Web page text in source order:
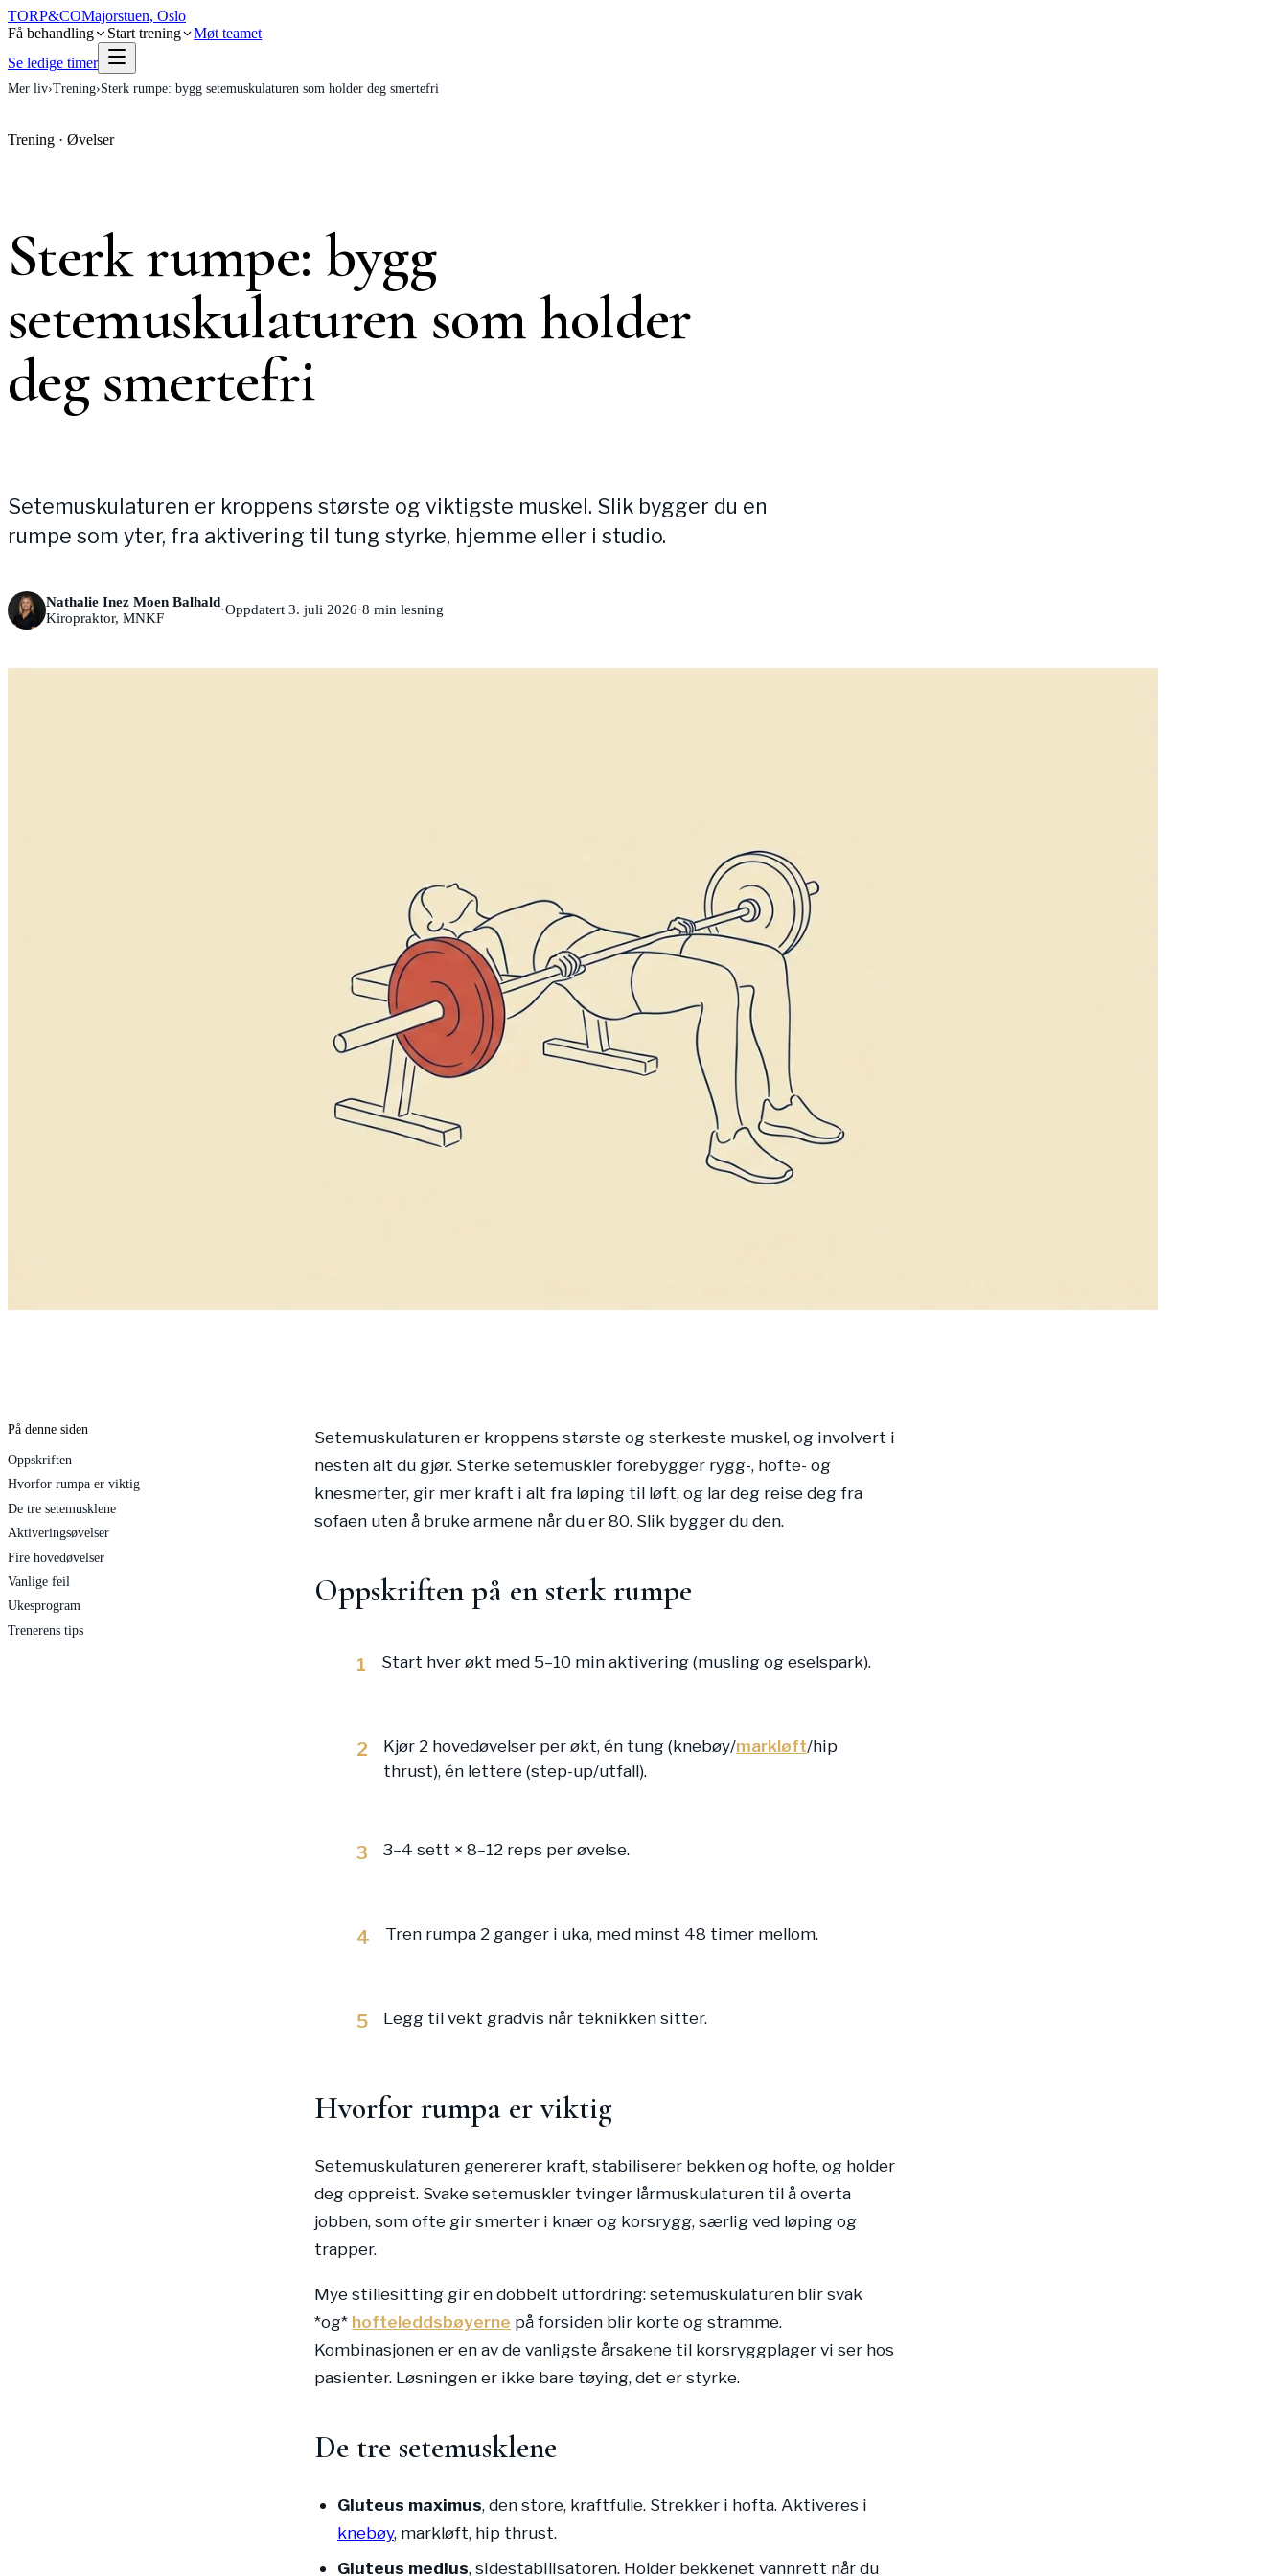
TORP&COMajorstuen, Oslo
Få behandling
Start trening
Møt teamet
Se ledige timer
Mer liv›Trening›Sterk rumpe: bygg setemuskulaturen som holder deg smertefri
Trening · Øvelser
Sterk rumpe: bygg
setemuskulaturen som holder
deg smertefri
Setemuskulaturen er kroppens største og viktigste muskel. Slik bygger du en
rumpe som yter, fra aktivering til tung styrke, hjemme eller i studio.
Nathalie Inez Moen Balhald
Kiropraktor, MNKF
·Oppdatert 3. juli 2026·8 min lesning
På denne siden
Oppskriften
Hvorfor rumpa er viktig
De tre setemusklene
Aktiveringsøvelser
Fire hovedøvelser
Vanlige feil
Ukesprogram
Trenerens tips
Setemuskulaturen er kroppens største og sterkeste muskel, og involvert i
nesten alt du gjør. Sterke setemuskler forebygger rygg-, hofte- og
knesmerter, gir mer kraft i alt fra løping til løft, og lar deg reise deg fra
sofaen uten å bruke armene når du er 80. Slik bygger du den.
Oppskriften på en sterk rumpe
1 Start hver økt med 5–10 min aktivering (musling og eselspark).
2 Kjør 2 hovedøvelser per økt, én tung (knebøy/markløft/hip
thrust), én lettere (step-up/utfall).
3 3–4 sett × 8–12 reps per øvelse.
4 Tren rumpa 2 ganger i uka, med minst 48 timer mellom.
5 Legg til vekt gradvis når teknikken sitter.
Hvorfor rumpa er viktig
Setemuskulaturen genererer kraft, stabiliserer bekken og hofte, og holder
deg oppreist. Svake setemuskler tvinger lårmuskulaturen til å overta
jobben, som ofte gir smerter i knær og korsrygg, særlig ved løping og
trapper.
Mye stillesitting gir en dobbelt utfordring: setemuskulaturen blir svak
*og* hofteleddsbøyerne på forsiden blir korte og stramme.
Kombinasjonen er en av de vanligste årsakene til korsryggplager vi ser hos
pasienter. Løsningen er ikke bare tøying, det er styrke.
De tre setemusklene
Gluteus maximus, den store, kraftfulle. Strekker i hofta. Aktiveres i
knebøy, markløft, hip thrust.
Gluteus medius, sidestabilisatoren. Holder bekkenet vannrett når du